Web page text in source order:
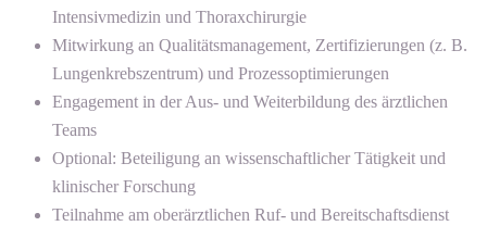
Intensivmedizin und Thoraxchirurgie
Mitwirkung an Qualitätsmanagement, Zertifizierungen (z. B.
Lungenkrebszentrum) und Prozessoptimierungen
Engagement in der Aus- und Weiterbildung des ärztlichen
Teams
Optional: Beteiligung an wissenschaftlicher Tätigkeit und
klinischer Forschung
Teilnahme am oberärztlichen Ruf- und Bereitschaftsdienst